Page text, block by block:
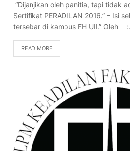
“Dijanjikan oleh panitia, tapi tidak
Sertifikat PERADILAN 2016.” – Isi
tersebar di kampus FH UII.” Oleh
READ MORE